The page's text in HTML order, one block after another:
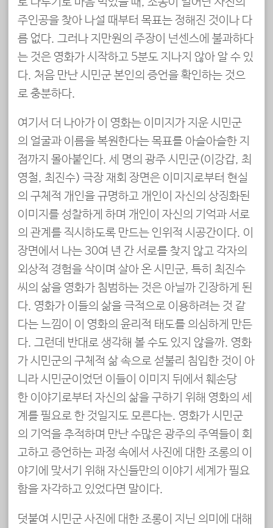
주인공을 찾아 나설 때부터 목표는 정해진 것이나 다
름 없다. 그러나 지만원의 주장이 넌센스에 불과하다
는 것은 영화가 시작하고 5분도 지나지 않아 알 수 있
다. 처음 만난 시민군 본인의 증언을 확인하는 것으
로 충분하다.
여기서 더 나아가 이 영화는 이미지가 지운 시민군
의 얼굴과 이름을 복원한다는 목표를 아슬아슬한 지
점까지 몰아붙인다. 세 명의 광주 시민군(이강갑, 최
영철, 최진수) 극장 재회 장면은 이미지로부터 현실
의 구체적 개인을 규명하고 개인이 자신의 상징화된
이미지를 성찰하게 하며 개인이 자신의 기억과 서로
의 관계를 직시하도록 만드는 인위적 시공간이다. 이
장면에서 나는 30여 년 간 서로를 찾지 않고 각자의
외상적 경험을 삭이며 살아 온 시민군, 특히 최진수
씨의 삶을 영화가 침범하는 것은 아닐까 긴장하게 된
다. 영화가 이들의 삶을 극적으로 이용하려는 것 같
다는 느낌이 이 영화의 윤리적 태도를 의심하게 만든
다. 그런데 반대로 생각해 볼 수도 있지 않을까. 영화
가 시민군의 구체적 삶 속으로 섣불리 침입한 것이 아
니라 시민군이었던 이들이 이미지 뒤에서 훼손당
한 이야기로부터 자신의 삶을 구하기 위해 영화의 세
계를 필요로 한 것일지도 모른다는. 영화가 시민군
의 기억을 추적하며 만난 수많은 광주의 주역들이 회
고하고 증언하는 과정 속에서 사진에 대한 조롱의 이
야기에 맞서기 위해 자신들만의 이야기 세계가 필요
함을 자각하고 있었다면 말이다.
덧붙여 시민군 사진에 대한 조롱이 지닌 의미에 대해